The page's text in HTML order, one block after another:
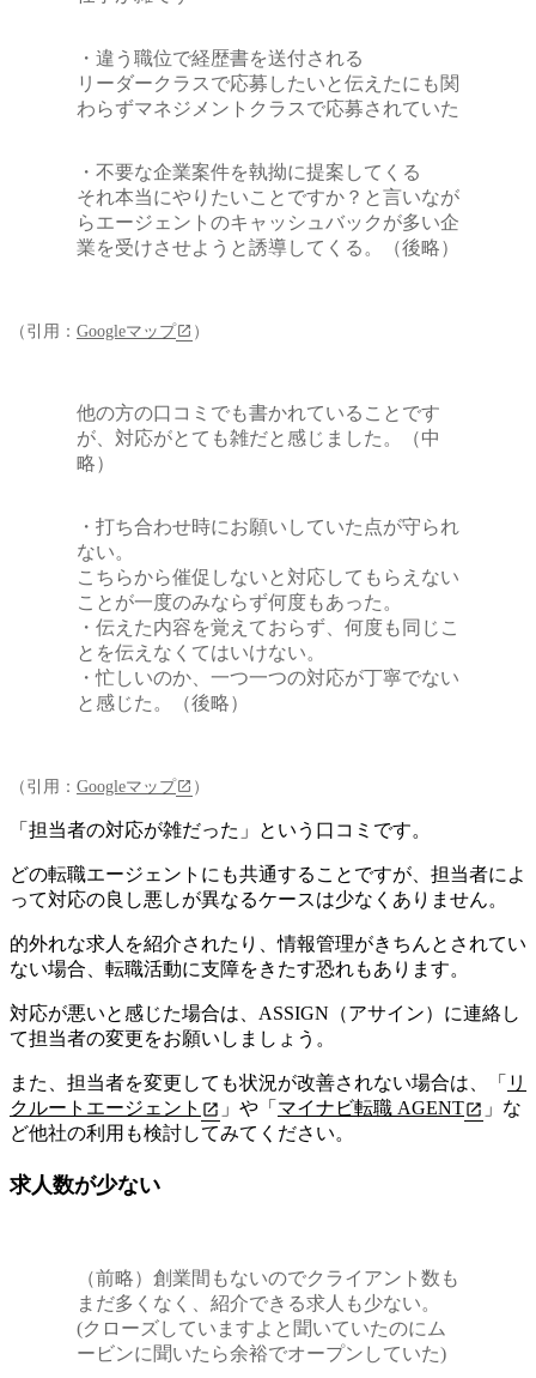
・違う職位で経歴書を送付される
リーダークラスで応募したいと伝えたにも関
わらずマネジメントクラスで応募されていた
・不要な企業案件を執拗に提案してくる
それ本当にやりたいことですか？と言いなが
らエージェントのキャッシュバックが多い企
業を受けさせようと誘導してくる。（後略）
（引用： Googleマップ ）
他の方の口コミでも書かれていることです
が、対応がとても雑だと感じました。（中
略）
・打ち合わせ時にお願いしていた点が守られ
ない。
こちらから催促しないと対応してもらえない
ことが一度のみならず何度もあった。
・伝えた内容を覚えておらず、何度も同じこ
とを伝えなくてはいけない。
・忙しいのか、一つ一つの対応が丁寧でない
と感じた。（後略）
（引用： Googleマップ ）
「担当者の対応が雑だった」という口コミです。
どの転職エージェントにも共通することですが、担当者によ
って対応の良し悪しが異なるケースは少なくありません。
的外れな求人を紹介されたり、情報管理がきちんとされてい
ない場合、転職活動に支障をきたす恐れもあります。
対応が悪いと感じた場合は、ASSIGN（アサイン）に連絡し
て担当者の変更をお願いしましょう。
また、担当者を変更しても状況が改善されない場合は、「 リ
クルートエージェント
」や「 マイナビ転職 AGENT
」な
ど他社の利用も検討してみてください。
求人数が少ない
（前略）創業間もないのでクライアント数も
まだ多くなく、紹介できる求人も少ない。
(クローズしていますよと聞いていたのにム
ービンに聞いたら余裕でオープンしていた)